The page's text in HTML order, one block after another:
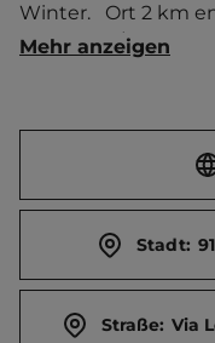
Winter.   Ort 2 km
Touristen-/
Mehr anzeigen
Stadt:
Straße: Via